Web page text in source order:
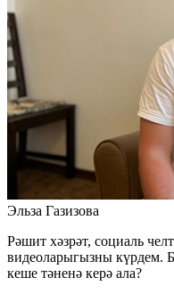
Эльза Газизова
Рәшит хәзрәт, социаль
видеоларыгызны күрдем.
кеше тәненә керә ала?